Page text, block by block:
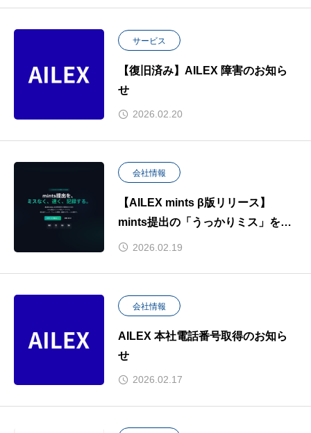
サービス
【復旧済み】AILEX 障害のお知ら
せ
2026.02.20
会社情報
【AILEX mints β版リリース】
mints提出の「うっかりミス」をゼ
ロにする専用ツールを無料公開 —
2026.02.19
会社情報
AILEX 本社電話番号取得のお知ら
せ
2026.02.17